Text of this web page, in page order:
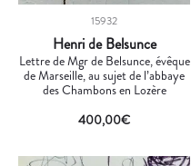
15932
Henri de Belsunce
Lettre de Mgr de Belsunce, évêque
de Marseille, au sujet de l’abbaye
des Chambons en Lozère
400,00€